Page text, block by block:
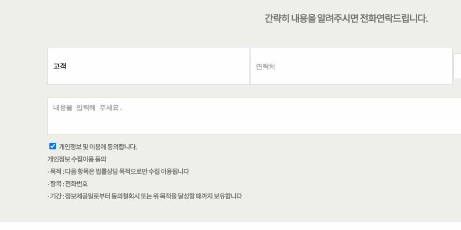
간략히 내용을 알려주시면전화연락드립니다.
개인정보 및 이용에 동의합니다.
개인정보 수집이용 동의
· 목적 : 다음 항목은 법률상담 목적으로만 수집 이용됩니다
· 항목 : 전화번호
· 기간 : 정보제공일로부터 동의철회시 또는 위 목적을 달성할 때까지 보유합니다